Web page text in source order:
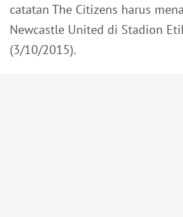
catatan The Citizens harus
Newcastle United di Stadion
(3/10/2015).